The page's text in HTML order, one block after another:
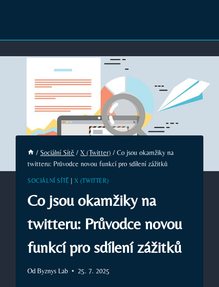
/ Sociální Sítě / X (Twitter) / Co jsou okamžiky na
twitteru: Průvodce novou funkcí pro sdílení zážitků
SOCIÁLNÍ SÍTĚ X (TWITTER)
Co jsou okamžiky na
twitteru: Průvodce novou
funkcí pro sdílení zážitků
Od Byznys Lab 25. 7. 2025